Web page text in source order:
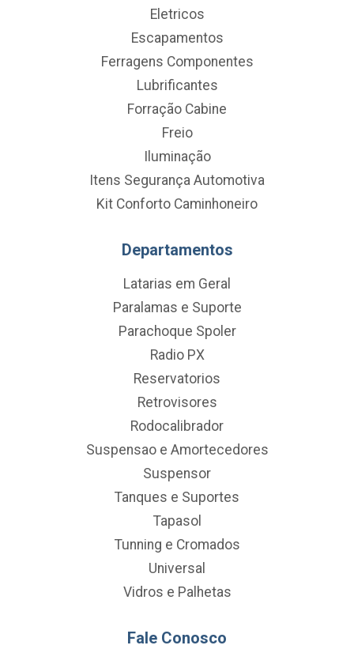
Eletricos
Escapamentos
Ferragens Componentes
Lubrificantes
Forração Cabine
Freio
Iluminação
Itens Segurança Automotiva
Kit Conforto Caminhoneiro
Departamentos
Latarias em Geral
Paralamas e Suporte
Parachoque Spoler
Radio PX
Reservatorios
Retrovisores
Rodocalibrador
Suspensao e Amortecedores
Suspensor
Tanques e Suportes
Tapasol
Tunning e Cromados
Universal
Vidros e Palhetas
Fale Conosco